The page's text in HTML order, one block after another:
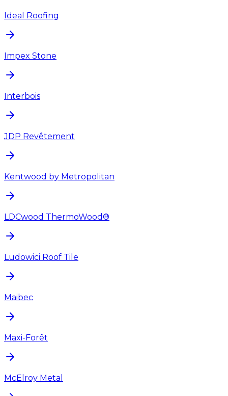
Ideal Roofing
Impex Stone
Interbois
JDP Revêtement
Kentwood by Metropolitan
LDCwood ThermoWood®
Ludowici Roof Tile
Maibec
Maxi-Forêt
McElroy Metal